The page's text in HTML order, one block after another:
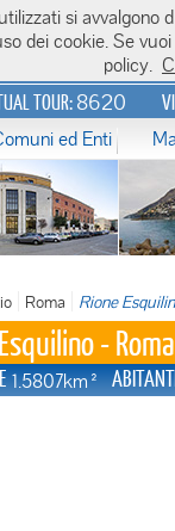
TOUR:8620
ed Enti
Roma Rione
- Roma
1.5807km²
si
dei cookie. Se
policy.